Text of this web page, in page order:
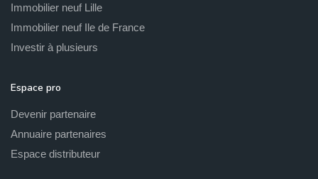
Immobilier neuf Lille
Immobilier neuf Ile de France
Investir à plusieurs
Espace pro
Devenir partenaire
Annuaire partenaires
Espace distributeur